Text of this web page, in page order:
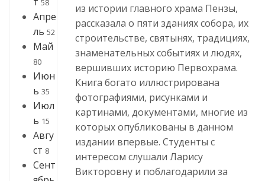
58
Апре
ль 52
Май
80
Июн
ь 35
Июл
ь 15
Авгу
ст 8
Сент
из истории главного храма Пензы,
рассказала о пяти зданиях собора, их
строительстве, святынях, традициях,
знаменательных событиях и людях,
вершивших историю Первохрама.
Книга богато иллюстрирована
фотографиями, рисунками и
картинами, документами, многие из
которых опубликованы в данном
издании впервые. Студенты с
интересом слушали Ларису
Викторовну и поблагодарили за